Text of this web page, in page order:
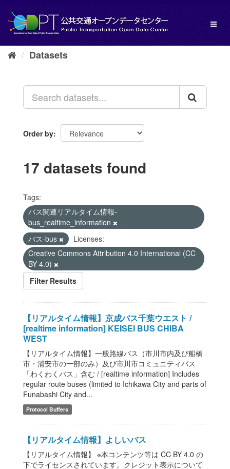
content
Datasets
Order by
17 datasets found
Tags:
バス関連リアルタイム情報-
bus_realtime_information
バス-bus
Licenses:
Creative Commons Attribution 4.0 International (CC
BY 4.0)
Filter Results
【リアルタイム情報】京成バス千葉ウエスト /
[realtime information] KEISEI BUS CHIBA
WEST
【リアルタイム情報】一般路線バス（市川市内及び船橋
市・浦安市の一部のみ）及び市川市コミュニティバス
「わくわくバス」含む / [realtime information] Includes
regular route buses (limited to Ichikawa City and parts of
Funabashi City and...
Protocol Buffers
【リアルタイム情報】よしいバス
【リアルタイム情報】 ※本コンテンツ等は CC BY 4.0 の
下でライセンスされています。クレジット表示について